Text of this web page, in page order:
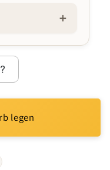
＋
legen